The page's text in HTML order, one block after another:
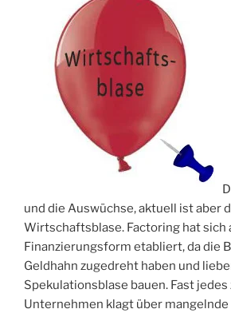
und die Auswüchse, aktuell ist aber
Wirtschaftsblase. Factoring hat sich
Finanzierungsform etabliert, da die
Geldhahn zugedreht haben und
Spekulationsblase bauen. Fast
Unternehmen klagt über